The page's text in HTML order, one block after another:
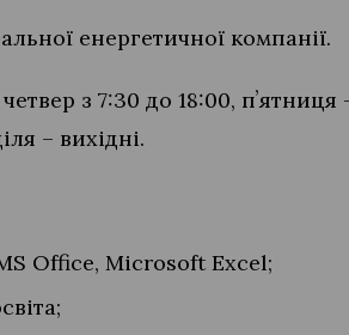
енергетичної компанії.
з 7:30 до 18:00,
– вихідні.
Office, Microsoft Excel;